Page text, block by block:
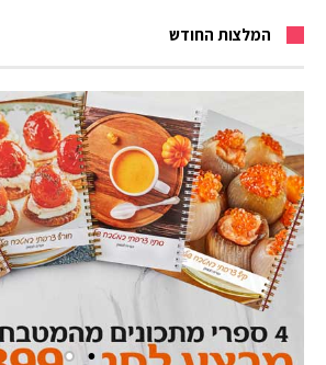
המלצות החודש